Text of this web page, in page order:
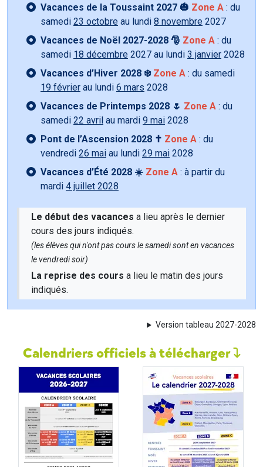
Vacances de la Toussaint 2027 🎃 Zone A : du
samedi 23 octobre au lundi 8 novembre 2027
Vacances de Noël 2027-2028 🎅 Zone A : du
samedi 18 décembre 2027 au lundi 3 janvier 2028
Vacances d’Hiver 2028 ❄️ Zone A : du samedi
19 février au lundi 6 mars 2028
Vacances de Printemps 2028 🌷 Zone A : du
samedi 22 avril au mardi 9 mai 2028
Pont de l’Ascension 2028 ✝️ Zone A : du
vendredi 26 mai au lundi 29 mai 2028
Vacances d’Été 2028 ☀️ Zone A : à partir du
mardi 4 juillet 2028
Le début des vacances a lieu après le dernier
cours des jours indiqués.
(les élèves qui n'ont pas cours le samedi sont en vacances
le vendredi soir)
La reprise des cours a lieu le matin des jours
indiqués.
Version tableau 2027-2028
Calendriers officiels à télécharger